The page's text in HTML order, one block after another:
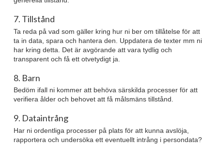
7. Tillstånd
Ta reda på vad som gäller kring hur ni ber om tillåtelse för att
ta in data, spara och hantera den. Uppdatera de texter mm ni
har kring detta. Det är avgörande att vara tydlig och
transparent och få ett otvetydigt ja.
8. Barn
Bedöm ifall ni kommer att behöva särskilda processer för att
verifiera ålder och behovet att få målsmäns tillstånd.
9. Dataintrång
Har ni ordentliga processer på plats för att kunna avslöja,
rapportera och undersöka ett eventuellt intrång i persondata?